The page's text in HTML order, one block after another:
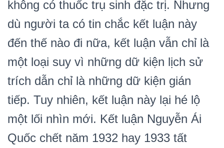
không có thuốc trụ sinh đặc trị. Nhưng
dù người ta có tin chắc kết luận này
đến thế nào đi nữa, kết luận vẫn chỉ là
một loại suy vì những dữ kiện lịch sử
trích dẫn chỉ là những dữ kiện gián
tiếp. Tuy nhiên, kết luận này lại hé lộ
một lối nhìn mới. Kết luận Nguyễn Ái
Quốc chết năm 1932 hay 1933 tất